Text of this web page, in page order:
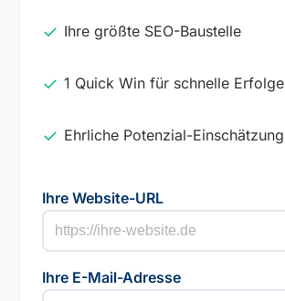
Ihre größte SEO-Baustelle
1 Quick Win für schnelle Erfolge
Ehrliche Potenzial-Einschätzung
Ihre Website-URL
Ihre E-Mail-Adresse